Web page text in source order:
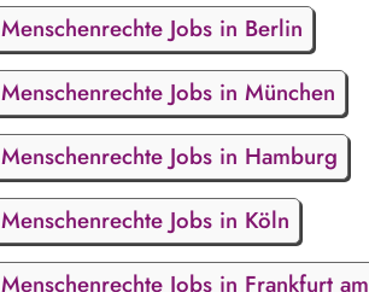
Menschenrechte Jobs in Berlin
Menschenrechte Jobs in München
Menschenrechte Jobs in Hamburg
Menschenrechte Jobs in Köln
Menschenrechte Jobs in Frankfurt am